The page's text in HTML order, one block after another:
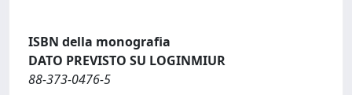
ISBN della monografia
DATO PREVISTO SU LOGINMIUR
88-373-0476-5